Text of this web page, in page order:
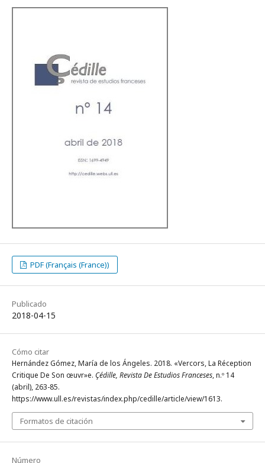
PDF (Français (France))
Publicado
2018-04-15
Cómo citar
Hernández Gómez, María de los Ángeles. 2018. «Vercors, La Réception
Critique De Son œuvr»e. Çédille, Revista De Estudios Franceses, n.º 14
(abril), 263-85.
https://www.ull.es/revistas/index.php/cedille/article/view/1613.
Formatos de citación
Número